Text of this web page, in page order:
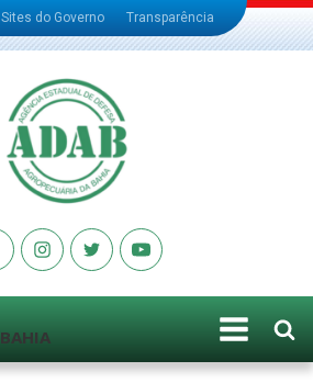
Sites do Governo Transparência